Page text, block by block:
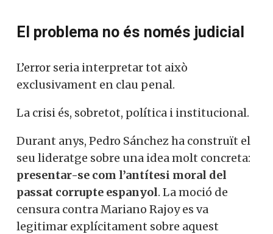
El problema no és només judicial
L’error seria interpretar tot això
exclusivament en clau penal.
La crisi és, sobretot, política i institucional.
Durant anys, Pedro Sánchez ha construït el
seu lideratge sobre una idea molt concreta:
presentar-se com l’antítesi moral del
passat corrupte espanyol. La moció de
censura contra Mariano Rajoy es va
legitimar explícitament sobre aquest